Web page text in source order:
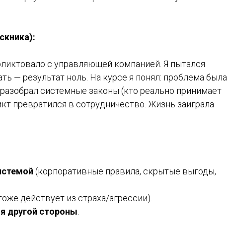
с управляющей компанией. Я пытался
— результат ноль. На курсе я понял: проблема была
системные законы (кто реально принимает
превратился в сотрудничество. Жизнь заиграла
(корпоративные правила, скрытые выгоды,
действует из страха/агрессии).
другой стороны